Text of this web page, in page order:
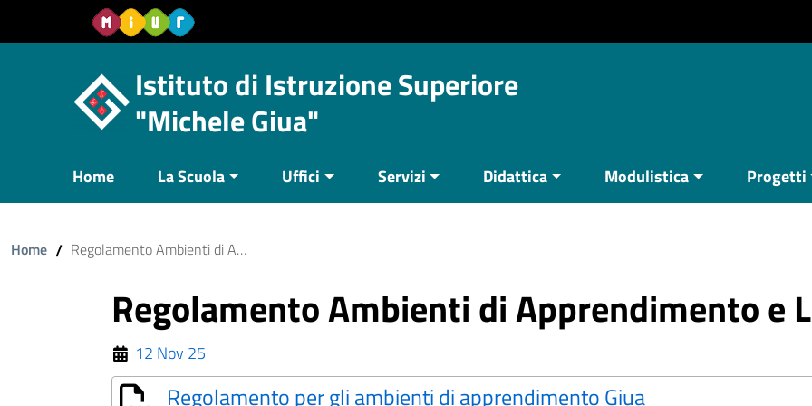
Vai al contenuto
Vail al menu di navigazione
Istituto di Istruzione Superiore
"Michele Giua"
Home La Scuola Uffici Servizi Didattica Modulistica Progetti
Home / Regolamento Ambienti di Apprendimento e Laboratori
Regolamento Ambienti di Apprendimento e
12 Nov 25
Regolamento per gli ambienti di apprendimento Giua